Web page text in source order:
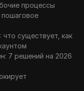
процессы
пошаговое
что существует, как
7 решений на 2026